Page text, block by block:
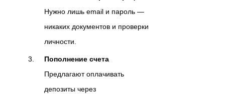
Нужно лишь email и пароль —
никаких документов и проверки
личности.
Пополнение счета
Предлагают оплачивать
депозиты через